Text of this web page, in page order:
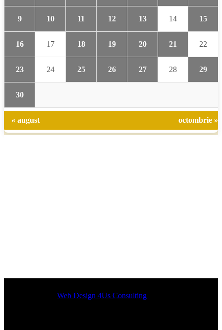
9 10 11 12 13 14 15
16 17 18 19 20 21 22
23 24 25 26 27 28 29
30
« august octombrie »
Designed byWeb Design 4Us Consulting